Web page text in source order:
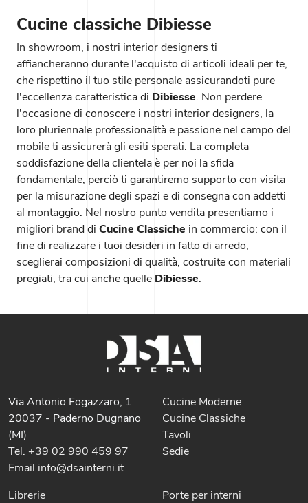
Cucine classiche Dibiesse
In showroom, i nostri interior designers ti
affiancheranno durante l'acquisto di articoli ideali per te,
che rispettino il tuo stile personale assicurandoti pure
l'eccellenza caratteristica di Dibiesse. Non perdere
l'occasione di conoscere i nostri interior designers, la
loro pluriennale professionalità e passione nel campo del
mobile ti assicurerà gli esiti sperati. La completa
soddisfazione della clientela è per noi la sfida
fondamentale, perciò ti garantiremo supporto con visita
per la misurazione degli spazi e di consegna con addetti
al montaggio. Nel nostro punto vendita presentiamo i
migliori brand di Cucine Classiche in commercio: con il
fine di realizzare i tuoi desideri in fatto di arredo,
sceglierai composizioni di qualità, costruite con materiali
pregiati, tra cui anche quelle Dibiesse.
Via Antonio Fogazzaro, 1
20037 - Paderno Dugnano
(MI)
Tel. +39 02 990 459 97
Email info@dsainterni.it
Cucine Moderne
Cucine Classiche
Tavoli
Sedie
Librerie Porte per interni